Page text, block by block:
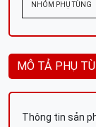
NHÓM PHỤ TÙNG
MÔ TẢ PHỤ
Thông tin sản